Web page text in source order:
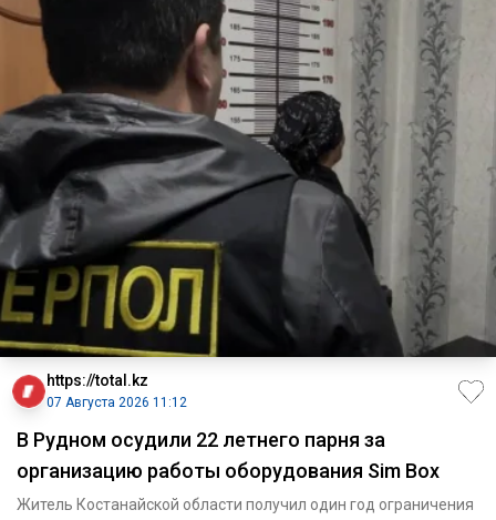
https://total.kz
07 Августа 2026 11:12
В Рудном осудили 22 летнего парня за
организацию работы оборудования Sim Box
Житель Костанайской области получил один год ограничения